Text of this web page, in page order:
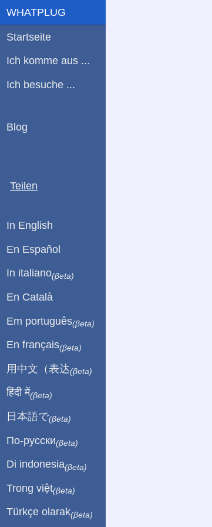
WHATPLUG
Startseite
Ich komme aus ...
Ich besuche ...
Blog
Teilen
In English
En Español
In italiano(βeta)
En Català
Em português(βeta)
En français(βeta)
用中文（表达(βeta)
हिंदी में(βeta)
日本語で(βeta)
По-русски(βeta)
Di indonesia(βeta)
Trong việt(βeta)
Türkçe olarak(βeta)